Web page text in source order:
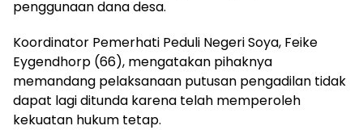
penggunaan dana desa.
Koordinator Pemerhati Peduli Negeri Soya, Feike
Eygendhorp (66), mengatakan pihaknya
memandang pelaksanaan putusan pengadilan tidak
dapat lagi ditunda karena telah memperoleh
kekuatan hukum tetap.